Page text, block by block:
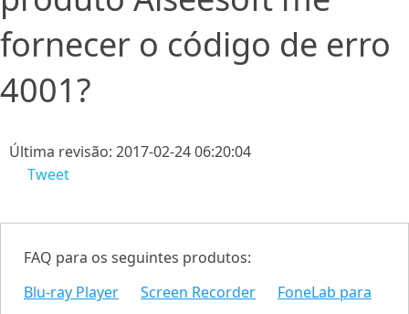
fornecer o código de erro
4001?
Última revisão: 2017-02-24 06:20:04
Tweet
FAQ para os seguintes produtos:
Blu-ray Player
Screen Recorder FoneLab para